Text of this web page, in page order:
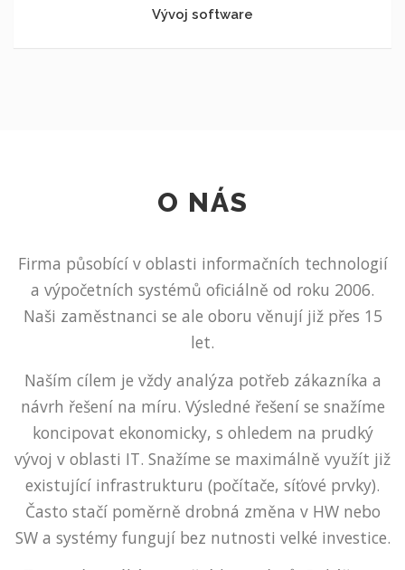
Vývoj software
O NÁS
Firma působící v oblasti informačních technologií
a výpočetních systémů oficiálně od roku 2006.
Naši zaměstnanci se ale oboru věnují již přes 15
let.
Naším cílem je vždy analýza potřeb zákazníka a
návrh řešení na míru. Výsledné řešení se snažíme
koncipovat ekonomicky, s ohledem na prudký
vývoj v oblasti IT. Snažíme se maximálně využít již
existující infrastrukturu (počítače, síťové prvky).
Často stačí poměrně drobná změna v HW nebo
SW a systémy fungují bez nutnosti velké investice.